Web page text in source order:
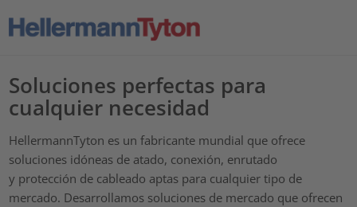
Soluciones perfectas para
cualquier necesidad
HellermannTyton es un fabricante mundial que ofrece
soluciones idóneas de atado, conexión, enrutado
y protección de cableado aptas para cualquier tipo de
mercado. Desarrollamos soluciones de mercado que ofrecen